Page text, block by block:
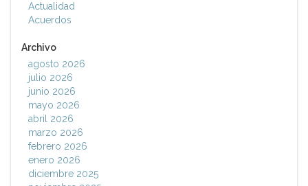
Actualidad
Acuerdos
Archivo
agosto 2026
julio 2026
junio 2026
mayo 2026
abril 2026
marzo 2026
febrero 2026
enero 2026
diciembre 2025